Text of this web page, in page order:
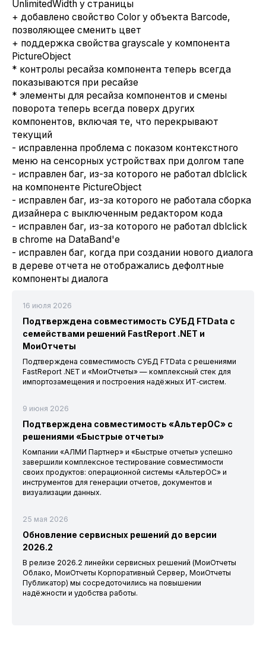
UnlimitedWidth у страницы
+ добавлено свойство Color у объекта Barcode,
позволяющее сменить цвет
+ поддержка свойства grayscale у компонента
PictureObject
* контролы ресайза компонента теперь всегда
показываются при ресайзе
* элементы для ресайза компонентов и смены
поворота теперь всегда поверх других
компонентов, включая те, что перекрывают
текущий
- исправленна проблема с показом контекстного
меню на сенсорных устройствах при долгом тапе
- исправлен баг, из-за которого не работал dblclick
на компоненте PictureObject
- исправлен баг, из-за которого не работала сборка
дизайнера с выключенным редактором кода
- исправлен баг, из-за которого не работал dblclick
в chrome на DataBand'e
- исправлен баг, когда при создании нового диалога
в дереве отчета не отображались дефолтные
компоненты диалога
16 июля 2026
Подтверждена совместимость СУБД FTData с
семействами решений FastReport .NET и
МоиОтчеты
Подтверждена совместимость СУБД FTData с решениями
FastReport .NET и «МоиОтчеты» — комплексный стек для
импортозамещения и построения надёжных ИТ‑систем.
9 июня 2026
Подтверждена совместимость «АльтерОС» с
решениями «Быстрые отчеты»
Компании «АЛМИ Партнер» и «Быстрые отчеты» успешно
завершили комплексное тестирование совместимости
своих продуктов: операционной системы «АльтерОС» и
инструментов для генерации отчетов, документов и
визуализации данных.
25 мая 2026
Обновление сервисных решений до версии
2026.2
В релизе 2026.2 линейки сервисных решений (МоиОтчеты
Облако, МоиОтчеты Корпоративный Сервер, МоиОтчеты
Публикатор) мы сосредоточились на повышении
надёжности и удобства работы.